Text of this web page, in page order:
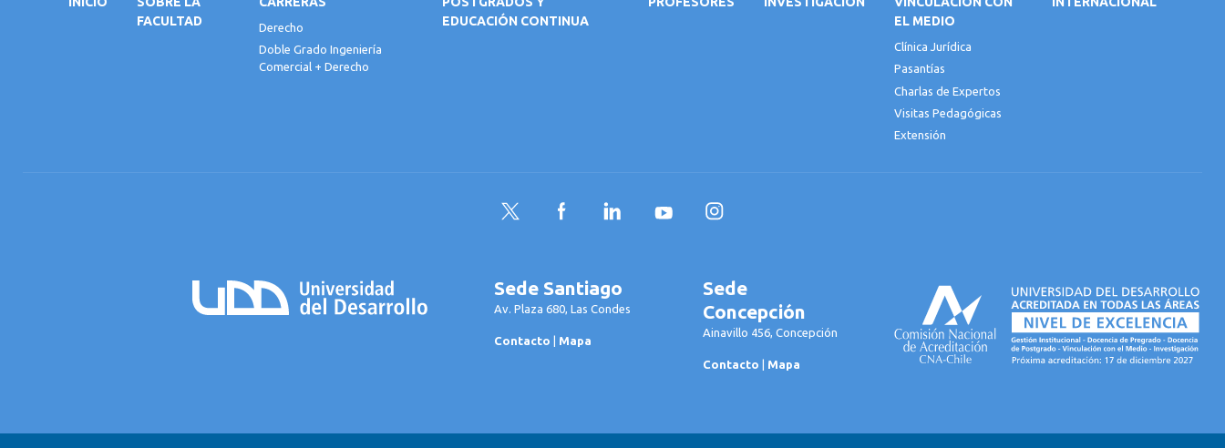
FACULTAD
Derecho
Doble Grado Ingeniería
Comercial + Derecho
EDUCACIÓN CONTINUA
EL MEDIO
Clínica Jurídica
Pasantías
Charlas de Expertos
Visitas Pedagógicas
Extensión
Twitter FacebookLinkedInYouTubeInstagram
Sede Santiago
Av. Plaza 680, Las Condes
Contacto | Mapa
Sede
Concepción
Ainavillo 456, Concepción
Contacto | Mapa